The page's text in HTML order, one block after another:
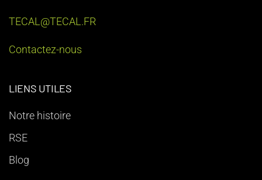
TECAL@TECAL.FR
Contactez-nous
LIENS UTILES
Notre histoire
RSE
Blog